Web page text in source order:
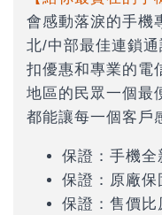
會感動落淚的手機
北/中部最佳連鎖
扣優惠和專業的電
地區的民眾一個最
都能讓每一個客戶
保證：手機全
保證：原廠保
保證：售價比